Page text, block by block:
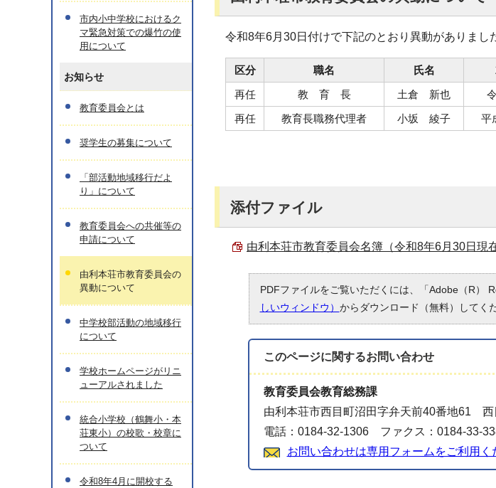
令和8年6月30日付けで下記のとおり異動がありまし
区分 職名 氏名
再任
教 育 長 土倉 新也
再任
教育長職務代理者 小坂 綾子 平
添付ファイル
由利本荘市教育委員会名簿（令和8年6月30日現
PDFファイルをご覧いただくには、「Adobe（R）
しいウィンドウ） からダウンロード（無料）してく
このページに関するお問い合わせ
教育委員会教育総務課
由利本荘市西目町沼田字弁天前40番地61 西
電話：0184-32-1306 ファクス：0184-33-
お問い合わせは専用フォームをご利用く
市内小中学校におけるク
マ緊急対策での爆竹の使
用について
お知らせ
教育委員会とは
奨学生の募集について
「部活動地域移行だよ
り」について
教育委員会への共催等の
申請について
由利本荘市教育委員会の
異動について
中学校部活動の地域移行
について
学校ホームページがリニ
ューアルされました
統合小学校（鶴舞小・本
荘東小）の校歌・校章に
ついて
令和8年4月に開校する